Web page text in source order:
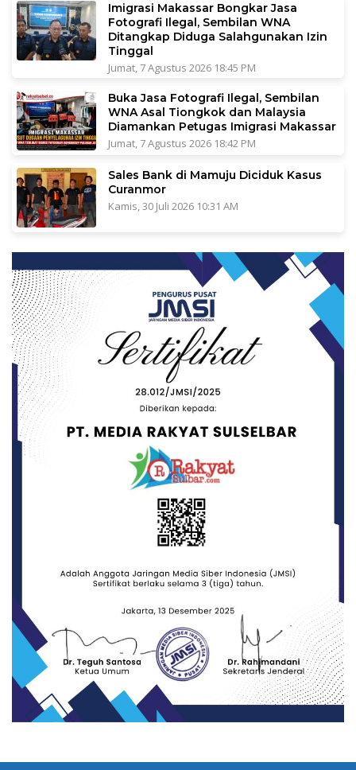
Imigrasi Makassar Bongkar Jasa
Fotografi Ilegal, Sembilan WNA
Ditangkap Diduga Salahgunakan Izin
Tinggal
Jumat, 7 Agustus 2026 18:45 PM
Buka Jasa Fotografi Ilegal, Sembilan
WNA Asal Tiongkok dan Malaysia
Diamankan Petugas Imigrasi Makassar
Jumat, 7 Agustus 2026 18:42 PM
Sales Bank di Mamuju Diciduk Kasus
Curanmor
Kamis, 30 Juli 2026 10:31 AM